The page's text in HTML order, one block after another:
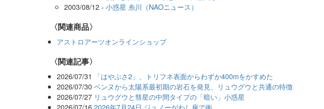
2003/08/12 - 小惑星 糸川（NAOニュース）
〈関連商品〉
アストロアーツオンラインショップ
関連記事
2026/07/31
「はやぶさ2」、トリフネ表面からわずか400mをかすめた
2026/07/30 ベンヌから太陽系最初期の岩石を発見、リュウグウと共通の特徴
2026/07/27 リュウグウと彗星の中間タイプの「暗い」小惑星
2026/07/16 2026年7月24日 ジュノーがわし座で衝